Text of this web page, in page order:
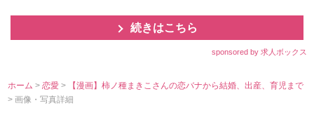
続きはこちら
sponsored by 求人ボックス
ホーム >恋愛>
【漫画】柿ノ種まきこさんの恋バナから結婚、出産、育児まで
> 画像・写真詳細